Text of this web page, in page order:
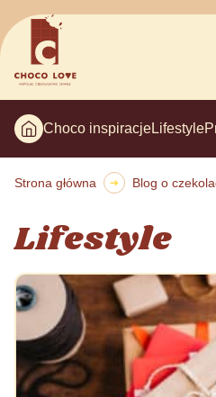
Choco inspiracjeLifestyle
Strona główna ➜ Blog o
Lifestyle